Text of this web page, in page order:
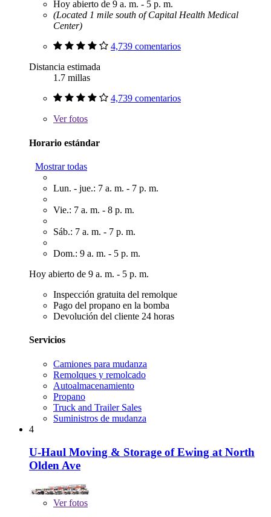
Hoy abierto de 9 a. m. - 5 p. m.
(Located 1 mile south of Capital Health Medical
Center)
4,739 comentarios
Distancia estimada
1.7 millas
4,739 comentarios
Verfotos
Horario estándar
Mostrar todas
Lun. - jue.: 7 a. m. - 7 p. m.
Vie.: 7 a. m. - 8 p. m.
Sáb.: 7 a. m. - 7 p. m.
Dom.: 9 a. m. - 5 p. m.
Hoy abierto de 9 a. m. - 5 p. m.
Inspección gratuita del remolque
Pago del propano en la bomba
Devolución del cliente 24 horas
Servicios
Camiones para mudanza
Remolques y remolcado
Autoalmacenamiento
Propano
Truck and Trailer Sales
Suministros de mudanza
4
U-Haul Moving & Storage of Ewing at North
Olden Ave
Verfotos